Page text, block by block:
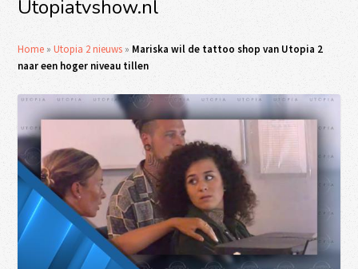
Utopiatvshow.nl
Home »Utopia 2 nieuws » Mariska wil de tattoo shop van Utopia 2
naar een hoger niveau tillen